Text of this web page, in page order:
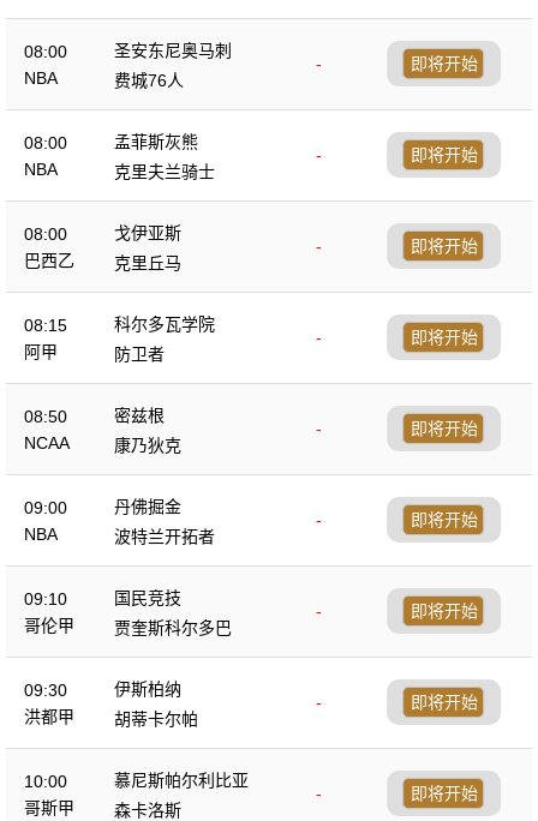
08:00
NBA
圣安东尼奥马刺
-
费城76人
即将开始
08:00
NBA
孟菲斯灰熊
-
克里夫兰骑士
即将开始
08:00
巴西乙
戈伊亚斯
-
克里丘马
即将开始
08:15
阿甲
科尔多瓦学院
-
防卫者
即将开始
08:50
NCAA
密兹根
-
康乃狄克
即将开始
09:00
NBA
丹佛掘金
-
波特兰开拓者
即将开始
09:10
哥伦甲
国民竞技
-
贾奎斯科尔多巴
即将开始
09:30
洪都甲
伊斯柏纳
-
胡蒂卡尔帕
即将开始
10:00
哥斯甲
慕尼斯帕尔利比亚
-
森卡洛斯
即将开始